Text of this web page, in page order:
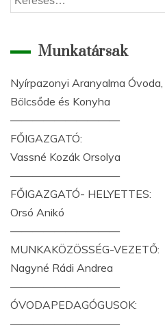
Munkatársak
Nyírpazonyi Aranyalma Óvoda,
Bölcsőde és Konyha
——————————
FŐIGAZGATÓ:
Vassné Kozák Orsolya
——————————
FŐIGAZGATÓ- HELYETTES:
Orsó Anikó
——————————
MUNKAKÖZÖSSÉG-VEZETŐ:
Nagyné Rádi Andrea
——————————
ÓVODAPEDAGÓGUSOK:
——————————